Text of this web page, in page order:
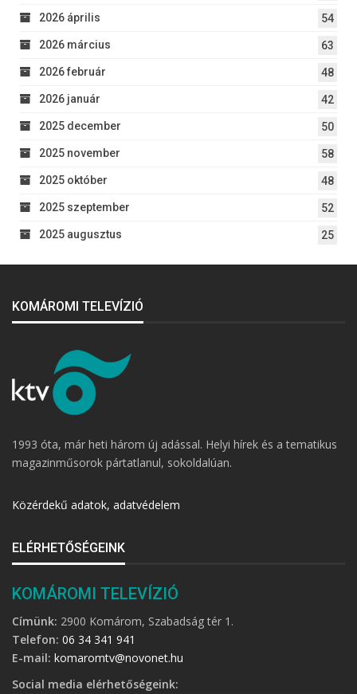
2026 április 54
2026 március 63
2026 február 48
2026 január 42
2025 december 50
2025 november 58
2025 október 48
2025 szeptember 52
2025 augusztus 25
KOMÁROMI TELEVÍZIÓ
1993 óta, már heti három új adással. Helyi hírek és a tematikus
magazinműsorok pártatlanul, sokoldalúan.
Közérdekű adatok, adatvédelem
ELÉRHETŐSÉGEINK
KOMÁROMI TELEVÍZIÓ
Címünk: 2900 Komárom, Szabadság tér 1.
Telefon: 06 34 341 941
E-mail: komaromtv@novonet.hu
Social media elérhetőségeink: